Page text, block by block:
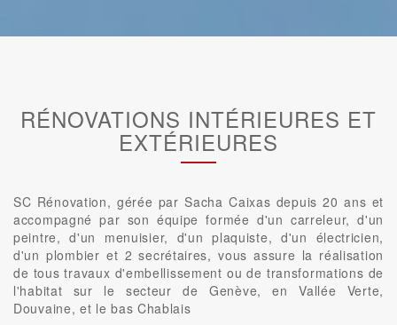
RÉNOVATIONS INTÉRIEURES ET
EXTÉRIEURES
SC Rénovation, gérée par Sacha Caixas depuis 20 ans et
accompagné par son équipe formée d'un carreleur, d'un
peintre, d'un menuisier, d'un plaquiste, d'un électricien,
d'un plombier et 2 secrétaires, vous assure la réalisation
de tous travaux d'embellissement ou de transformations de
l'habitat sur le secteur de Genève, en Vallée Verte,
Douvaine, et le bas Chablais